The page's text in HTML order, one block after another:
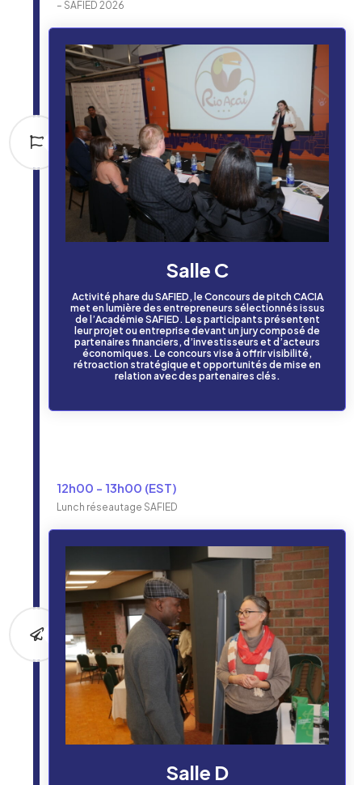
– SAFIED 2026
Salle C
Activité phare du SAFIED, le Concours de pitch CACIA
met en lumière des entrepreneurs sélectionnés issus
de l’Académie SAFIED. Les participants présentent
leur projet ou entreprise devant un jury composé de
partenaires financiers, d’investisseurs et d’acteurs
économiques. Le concours vise à offrir visibilité,
rétroaction stratégique et opportunités de mise en
relation avec des partenaires clés.
12h00 - 13h00 (EST)
Lunch réseautage SAFIED
Salle D